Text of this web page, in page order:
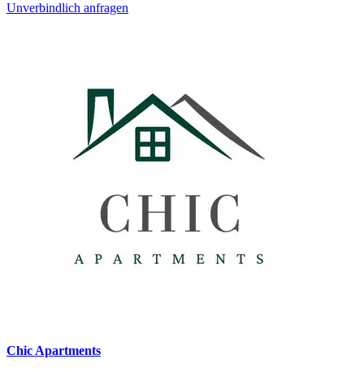
Unverbindlich anfragen
Chic Apartments